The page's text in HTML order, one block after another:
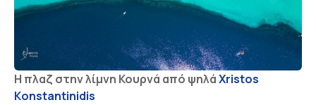
Η πλαζ στην λίμνη Κουρνά από ψηλάΧristos
Κonstantinidis